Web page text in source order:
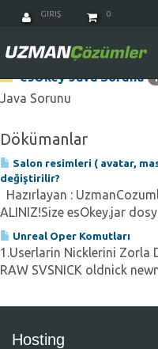
GIRIŞ 0
Kategoriler
esOkey Java Sorunu 1
Java Sorunu
Dökümanlar
Salon resimleri ( avatar,
değiştirilir?
Hazırlayan :
ALINIZ!Size esOkey.jar
Unreal Oper Komutları
1.Userlarin Nicklerini Zorla
RAW SVSNICK oldnick
Hosting